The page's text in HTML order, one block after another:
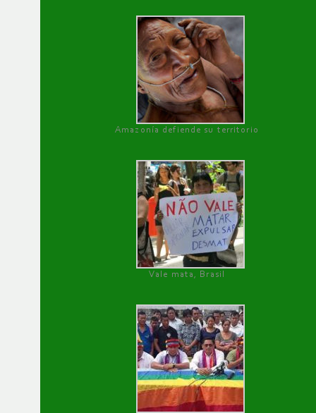
Amazonía defiende su territorio
Vale mata, Brasil